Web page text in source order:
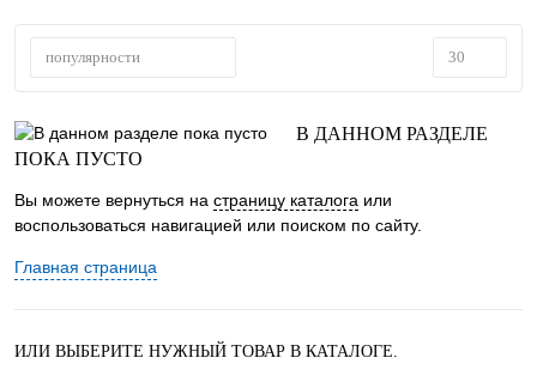
популярности 30
В ДАННОМ РАЗДЕЛЕ
ПОКА ПУСТО
Вы можете вернуться на страницу каталога или
воспользоваться навигацией или поиском по сайту.
Главная страница
ИЛИ ВЫБЕРИТЕ НУЖНЫЙ ТОВАР В КАТАЛОГЕ.